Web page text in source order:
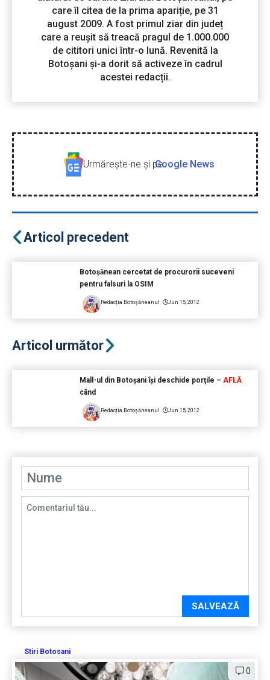
care îl citea de la prima apariție, pe 31
august 2009. A fost primul ziar din județ
care a reușit să treacă pragul de 1.000.000
de cititori unici într-o lună. Revenită la
Botoșani și-a dorit să activeze în cadrul
acestei redacții.
Urmăreşte-ne şi peGoogle News
Articol precedent
Botoşănean cercetat de procurorii suceveni
pentru falsuri la OSIM
Redacția Botoșăneanul Jun 15, 2012
Articol următor
Mall-ul din Botoşani îşi deschide porţile – AFLĂ
când
Redacția Botoșăneanul Jun 15, 2012
SALVEAZĂ
Stiri Botosani
0